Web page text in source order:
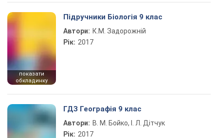
показати
обкладинку
Підручники Біологія 9 клас
Автори: К.М. Задорожній
Рік: 2017
ГДЗ Географія 9 клас
Автори: В. М. Бойко, І. Л. Дітчук
Рік: 2017